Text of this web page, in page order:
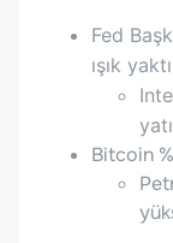
Fed
ışık yaktı
I
Bitcoin